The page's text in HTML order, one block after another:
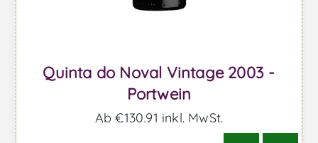
Quinta do Noval Vintage 2003 -
Portwein
Ab €130,91 inkl. MwSt.